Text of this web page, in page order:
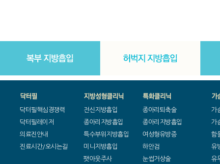
닥터필핵심경쟁력
닥터필레이저
의료진안내
진료시간/오시는길
전신지방흡입
종아리지방흡입
특수부위지방흡입
미니지방흡입
팻아웃주사
종아리퇴축술
종아리지방흡입
여성형유방증
하안검
눈썹거상술
가
가
함
유
유